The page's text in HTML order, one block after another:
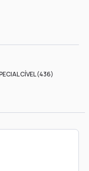
CÍVEL (436)